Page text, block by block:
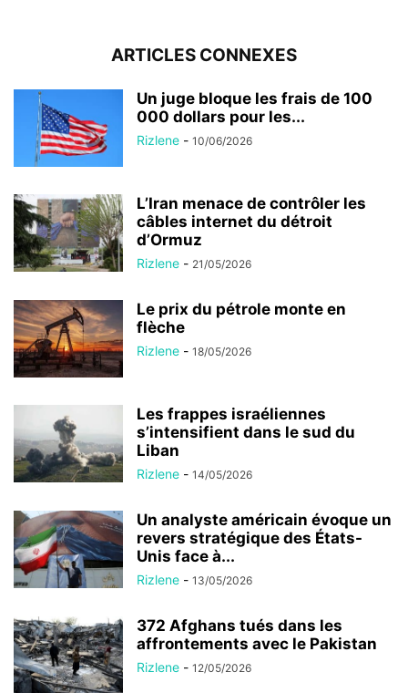
ARTICLES CONNEXES
Un juge bloque les frais de 100
000 dollars pour les...
Rizlene - 10/06/2026
L’Iran menace de contrôler les
câbles internet du détroit
d’Ormuz
Rizlene - 21/05/2026
Le prix du pétrole monte en
flèche
Rizlene - 18/05/2026
Les frappes israéliennes
s’intensifient dans le sud du
Liban
Rizlene - 14/05/2026
Un analyste américain évoque un
revers stratégique des États-
Unis face à...
Rizlene - 13/05/2026
372 Afghans tués dans les
affrontements avec le Pakistan
Rizlene - 12/05/2026